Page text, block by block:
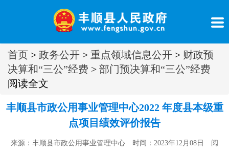
首页 > 政务公开 > 重点领域信息公开 > 财政预
决算和“三公”经费 > 部门预决算和“三公”经费
阅读全文
丰顺县市政公用事业管理中心2022 年度县本级重
点项目绩效评价报告
来源：丰顺县市政公用事业管理中心 时间：2023年12月08日 阅